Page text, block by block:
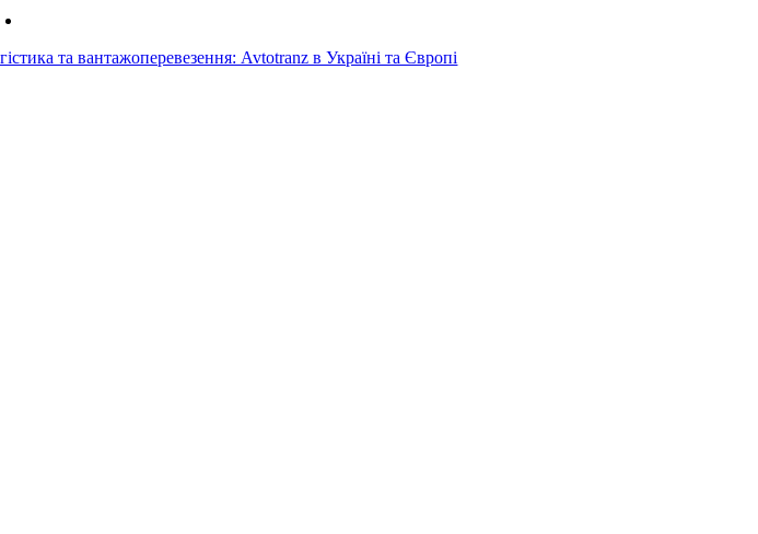
та вантажоперевезення: Avtotranz в Україні та Європі